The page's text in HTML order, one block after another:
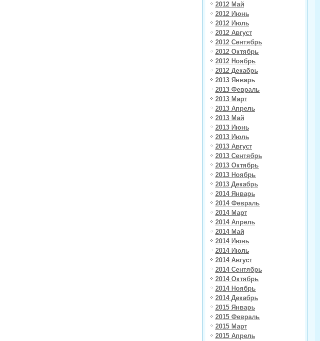
2012 Май
2012 Июнь
2012 Июль
2012 Август
2012 Сентябрь
2012 Октябрь
2012 Ноябрь
2012 Декабрь
2013 Январь
2013 Февраль
2013 Март
2013 Апрель
2013 Май
2013 Июнь
2013 Июль
2013 Август
2013 Сентябрь
2013 Октябрь
2013 Ноябрь
2013 Декабрь
2014 Январь
2014 Февраль
2014 Март
2014 Апрель
2014 Май
2014 Июнь
2014 Июль
2014 Август
2014 Сентябрь
2014 Октябрь
2014 Ноябрь
2014 Декабрь
2015 Январь
2015 Февраль
2015 Март
2015 Апрель